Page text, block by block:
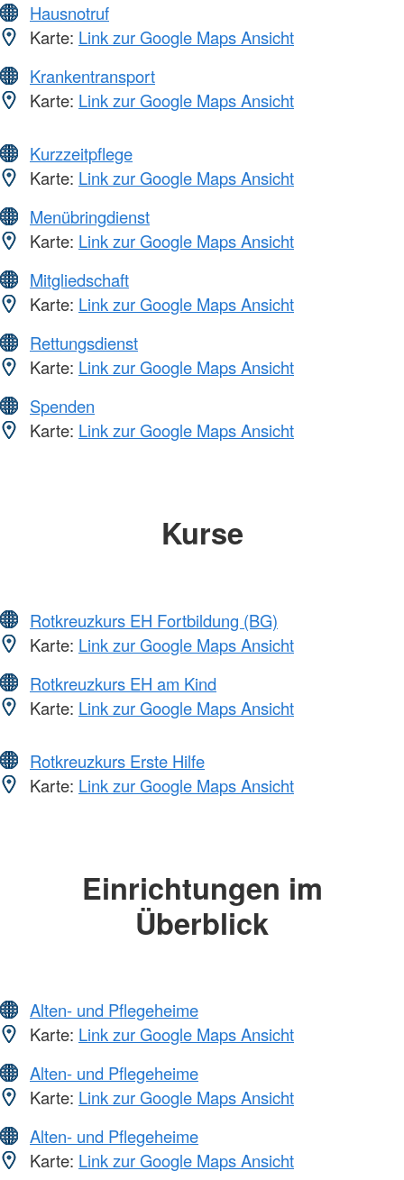
Hausnotruf
Karte: Link zur Google Maps Ansicht
Krankentransport
Karte: Link zur Google Maps Ansicht
Kurzzeitpflege
Karte: Link zur Google Maps Ansicht
Menübringdienst
Karte: Link zur Google Maps Ansicht
Mitgliedschaft
Karte: Link zur Google Maps Ansicht
Rettungsdienst
Karte: Link zur Google Maps Ansicht
Spenden
Karte: Link zur Google Maps Ansicht
Kurse
Rotkreuzkurs EH Fortbildung (BG)
Karte: Link zur Google Maps Ansicht
Rotkreuzkurs EH am Kind
Karte: Link zur Google Maps Ansicht
Rotkreuzkurs Erste Hilfe
Karte: Link zur Google Maps Ansicht
Einrichtungen im
Überblick
Alten- und Pflegeheime
Karte: Link zur Google Maps Ansicht
Alten- und Pflegeheime
Karte: Link zur Google Maps Ansicht
Alten- und Pflegeheime
Karte: Link zur Google Maps Ansicht